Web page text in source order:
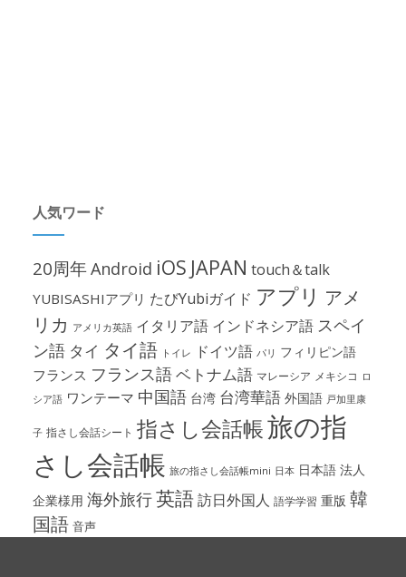
人気ワード
20周年Android iOS JAPAN touch＆talk
YUBISASHIアプリ たびYubiガイド アプリ アメ
リカ アメリカ英語 イタリア語 インドネシア語 スペイ
ン語 タイ タイ語 トイレ ドイツ語 パリ フィリピン語
フランス フランス語ベトナム語 マレーシア メキシコ ロ
シア語 ワンテーマ 中国語 台湾 台湾華語 外国語 戸加里康
子 指さし会話シート 指さし会話帳旅の指
さし会話帳 旅の指さし会話帳mini 日本 日本語 法人
企業様用 海外旅行英語訪日外国人 語学学習 重版 韓
国語 音声